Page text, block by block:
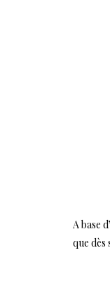
A base
que dès